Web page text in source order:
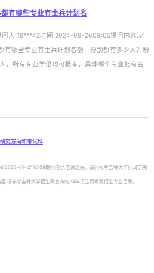
有哪些专业有士兵计划名
问人:18***42时间:2024-09-2609:05提问内容:老
有哪些专业有士兵计划名额，分别都有多少人？盼
，所有专业学位均可报考，具体哪个专业能有名
究方向和考试科
:2023-09-2110:08提问内容:老师您好，请问报考吉林大学行政学院
:请参考吉林大学招生网发布的24年招生简章及招生专业目录。 ...